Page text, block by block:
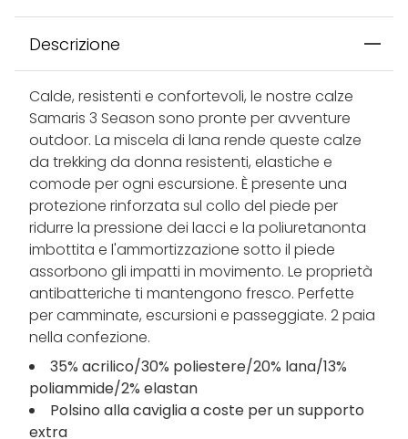
Descrizione
Calde, resistenti e confortevoli, le nostre calze
Samaris 3 Season sono pronte per avventure
outdoor. La miscela di lana rende queste calze
da trekking da donna resistenti, elastiche e
comode per ogni escursione. È presente una
protezione rinforzata sul collo del piede per
ridurre la pressione dei lacci e la poliuretanonta
imbottita e l'ammortizzazione sotto il piede
assorbono gli impatti in movimento. Le proprietà
antibatteriche ti mantengono fresco. Perfette
per camminate, escursioni e passeggiate. 2 paia
nella confezione.
35% acrilico/30% poliestere/20% lana/13%
poliammide/2% elastan
Polsino alla caviglia a coste per un supporto
extra